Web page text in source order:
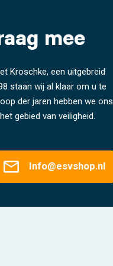
mee
Kroschke, een uitgebreid
staan wij al klaar om u te
der jaren hebben we ons
gebied van veiligheid.
Info@esvshop.nl